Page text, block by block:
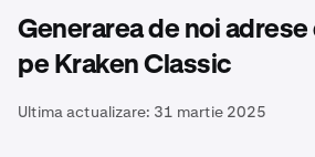
Generarea de noi
pe Kraken Classic
Ultima actualizare: 31 martie 2025